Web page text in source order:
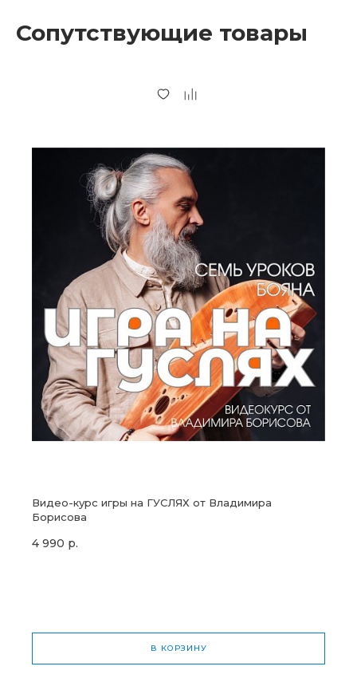
Сопутствующие товары
Видео-курс игры на ГУСЛЯХ от Владимира
Борисова
4 990 р.
В КОРЗИНУ